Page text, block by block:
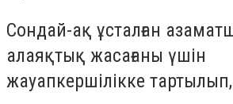
Сондай-ақ ұсталған
алаяқтық жасағаны үшін
жауапкершілікке тартылып,